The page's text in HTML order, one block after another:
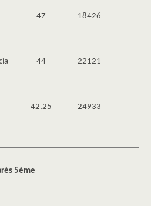
47 18426
44 22121
42,25 24933
5ème